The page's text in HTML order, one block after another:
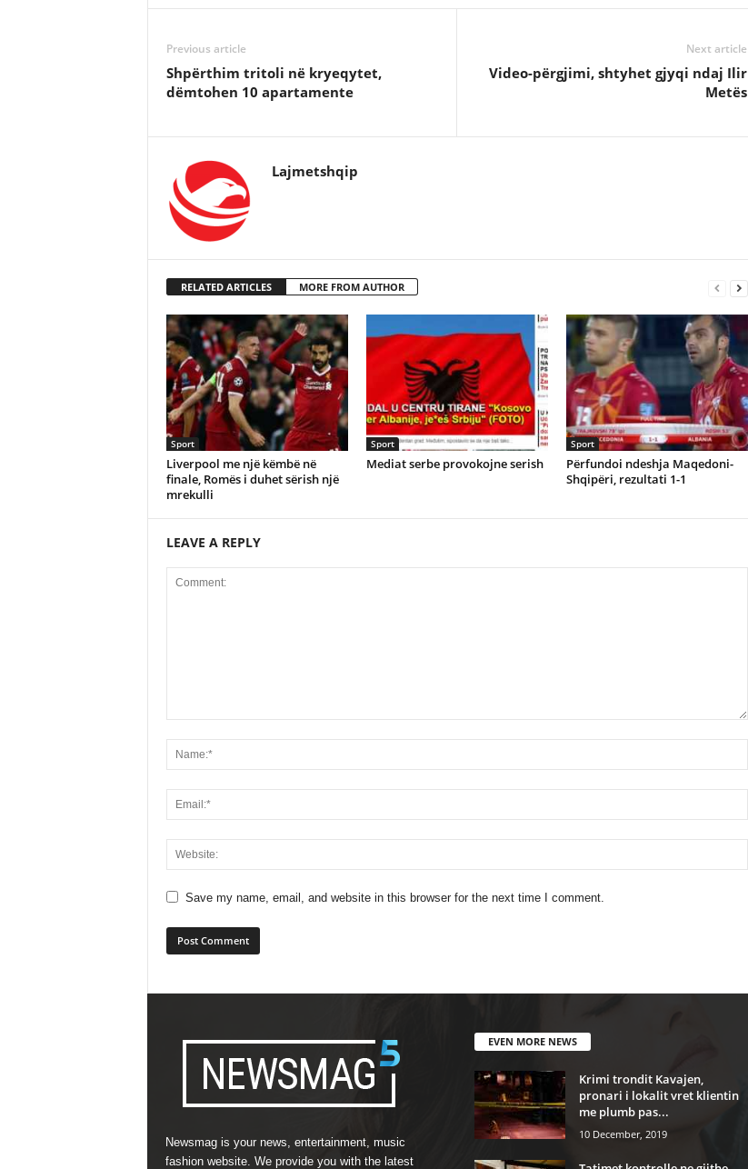
Previous article
Shpërthim tritoli në kryeqytet,
dëmtohen 10 apartamente
Next article
Video-përgjimi, shtyhet gjyqi ndaj Ilir
Metës
Lajmetshqip
RELATED ARTICLES MORE FROM AUTHOR
Sport
Liverpool me një këmbë në
finale, Romës i duhet sërish një
mrekulli
Sport
Mediat serbe provokojne serish
Sport
Përfundoi ndeshja Maqedoni-
Shqipëri, rezultati 1-1
LEAVE A REPLY
Save my name, email, and website in this browser for the next time I comment.
Newsmag is your news, entertainment, music
fashion website. We provide you with the latest
EVEN MORE NEWS
Krimi trondit Kavajen,
pronari i lokalit vret klientin
me plumb pas...
10 December, 2019